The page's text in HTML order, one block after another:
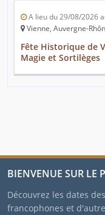
A lieu du 29/08/2026
Vienne, Auvergne-
Fête Historique de
Magie et Sortilèges
BIENVENUE SUR LE
Découvrez les dates
francophones et